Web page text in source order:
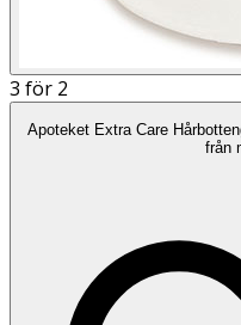
3 för 2
Apoteket Extra Care
från